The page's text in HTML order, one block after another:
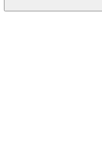
Buscar